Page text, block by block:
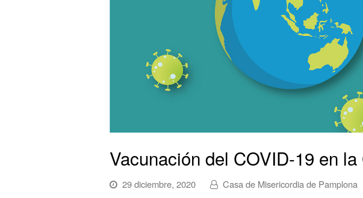
Vacunación del COVID-19 en
29 diciembre, 2020 Casa de Misericordia de Pamplona